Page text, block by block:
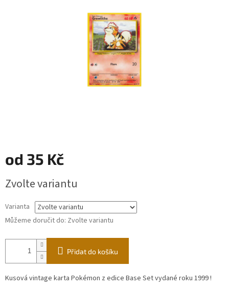
od 35 Kč
cena:
Zvolte variantu
Varianta
Můžeme doručit do: Zvolte variantu
Přidat do košíku
Kusová vintage karta Pokémon z edice Base Set vydané roku 1999 !